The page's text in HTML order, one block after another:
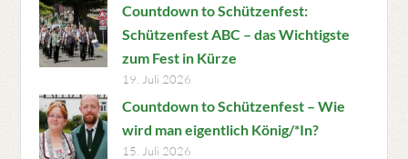
Countdown to Schützenfest:
Schützenfest ABC – das Wichtigste
zum Fest in Kürze
19. Juli 2026
Countdown to Schützenfest – Wie
wird man eigentlich König/*In?
15. Juli 2026